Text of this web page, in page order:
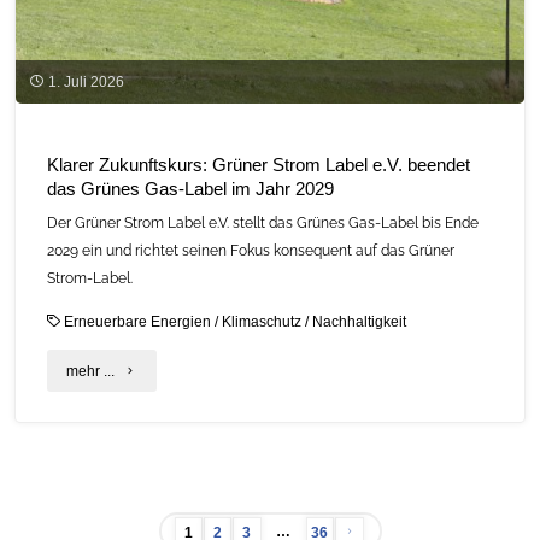
„Hanf.Wert.Bayern.”
am
22.
in
Straubing"
1. Juli 2026
Klarer Zukunftskurs: Grüner Strom Label e.V. beendet
das Grünes Gas-Label im Jahr 2029
Der Grüner Strom Label e.V. stellt das Grünes Gas-Label bis Ende
2029 ein und richtet seinen Fokus konsequent auf das Grüner
Strom-Label.
Erneuerbare Energien / Klimaschutz / Nachhaltigkeit
mehr ... "Klarer
1 2 3 … 36